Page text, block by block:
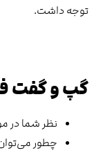
توجه داشت.
گپ و گفت
نظر شما در
چطور می‌توان